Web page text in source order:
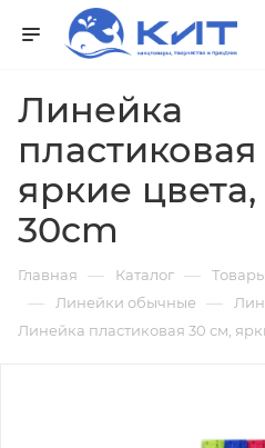
Линейка
яркие цвета,
30cm
Главная — Каталог —
— Линейки обычные —
Линейка пластиковая 30 см,